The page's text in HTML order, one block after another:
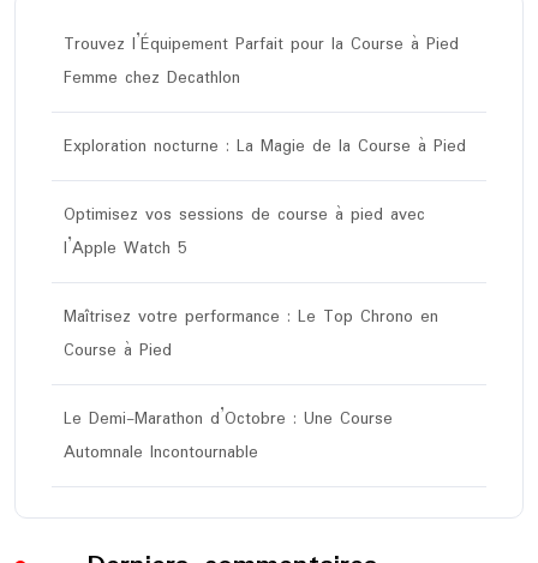
Trouvez l’Équipement Parfait pour la Course à Pied
Femme chez Decathlon
Exploration nocturne : La Magie de la Course à Pied
Optimisez vos sessions de course à pied avec
l’Apple Watch 5
Maîtrisez votre performance : Le Top Chrono en
Course à Pied
Le Demi-Marathon d’Octobre : Une Course
Automnale Incontournable